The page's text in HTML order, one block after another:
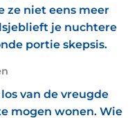
ze niet eens meer
je nuchtere
portie skepsis.
van de vreugde
mogen wonen. Wie